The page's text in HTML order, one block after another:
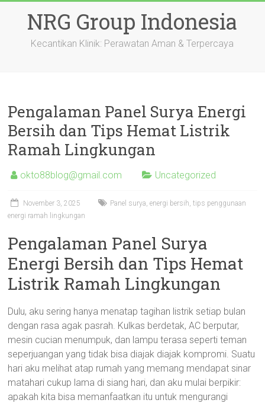
contentNRG Group Indonesia
Kecantikan Klinik: Perawatan Aman & Terpercaya
Pengalaman Panel Surya Energi
Bersih dan Tips Hemat Listrik
Ramah Lingkungan
okto88blog@gmail.com Uncategorized
November 3, 2025
Panel surya, energi bersih, tips penggunaan
energi ramah lingkungan
Pengalaman Panel Surya
Energi Bersih dan Tips Hemat
Listrik Ramah Lingkungan
Dulu, aku sering hanya menatap tagihan listrik setiap bulan
dengan rasa agak pasrah. Kulkas berdetak, AC berputar,
mesin cucian menumpuk, dan lampu terasa seperti teman
seperjuangan yang tidak bisa diajak diajak kompromi. Suatu
hari aku melihat atap rumah yang memang mendapat sinar
matahari cukup lama di siang hari, dan aku mulai berpikir:
apakah kita bisa memanfaatkan itu untuk mengurangi